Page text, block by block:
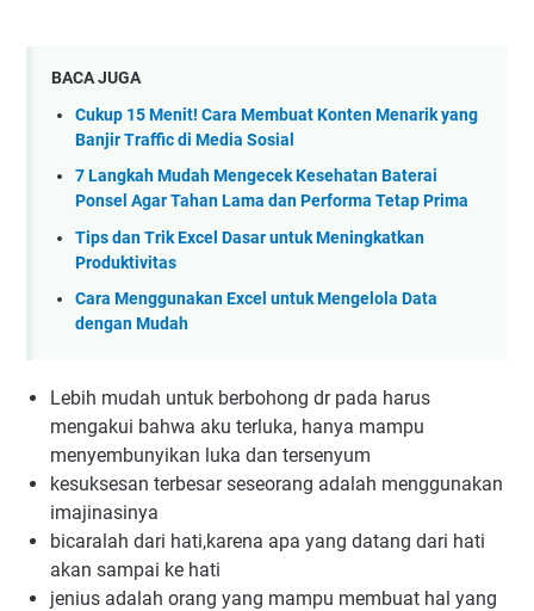
BACA JUGA
Cukup 15 Menit! Cara Membuat Konten Menarik yang
Banjir Traffic di Media Sosial
7 Langkah Mudah Mengecek Kesehatan Baterai
Ponsel Agar Tahan Lama dan Performa Tetap Prima
Tips dan Trik Excel Dasar untuk Meningkatkan
Produktivitas
Cara Menggunakan Excel untuk Mengelola Data
dengan Mudah
Lebih mudah untuk berbohong dr pada harus
mengakui bahwa aku terluka, hanya mampu
menyembunyikan luka dan tersenyum
kesuksesan terbesar seseorang adalah menggunakan
imajinasinya
bicaralah dari hati,karena apa yang datang dari hati
akan sampai ke hati
jenius adalah orang yang mampu membuat hal yang